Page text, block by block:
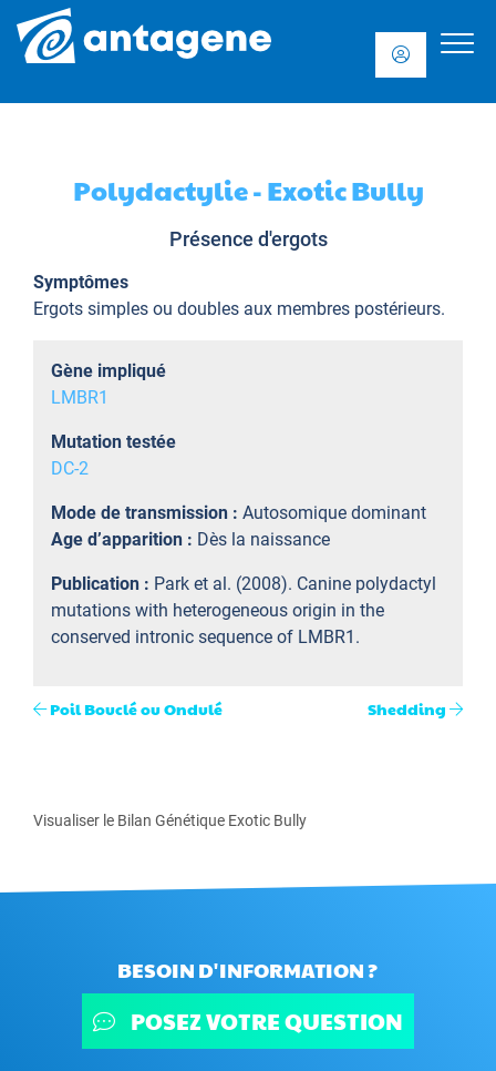
Polydactylie - Exotic Bully
Présence d'ergots
Symptômes
Ergots simples ou doubles aux membres postérieurs.
Gène impliqué
LMBR1
Mutation testée
DC-2
Mode de transmission : Autosomique dominant
Age d’apparition : Dès la naissance
Publication : Park et al. (2008). Canine polydactyl
mutations with heterogeneous origin in the
conserved intronic sequence of LMBR1.
Poil Bouclé ou Ondulé Shedding
Visualiser le Bilan Génétique Exotic Bully
BESOIN D'INFORMATION ?
POSEZ VOTRE QUESTION